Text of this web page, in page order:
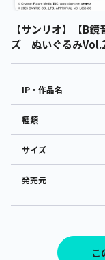
【サンリオ】【B
ズ ぬいぐるみ
IP・作品名
種類
サイズ
発売元
こ